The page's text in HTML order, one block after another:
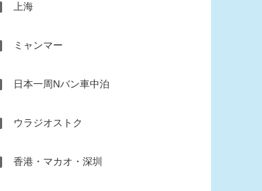
上海
ミャンマー
日本一周Nバン車中泊
ウラジオストク
香港・マカオ・深圳